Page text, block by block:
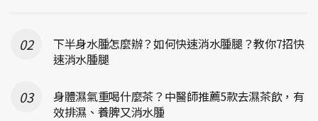
下半身水腫怎麼辦？如何快速消水腫腿？教你7招快
速消水腫腿
身體濕氣重喝什麼茶？中醫師推薦5款去濕茶飲，有
效排濕、養脾又消水腫